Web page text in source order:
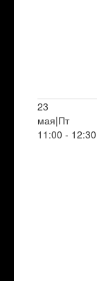
23
мая|Пт
11:00 - 12:30